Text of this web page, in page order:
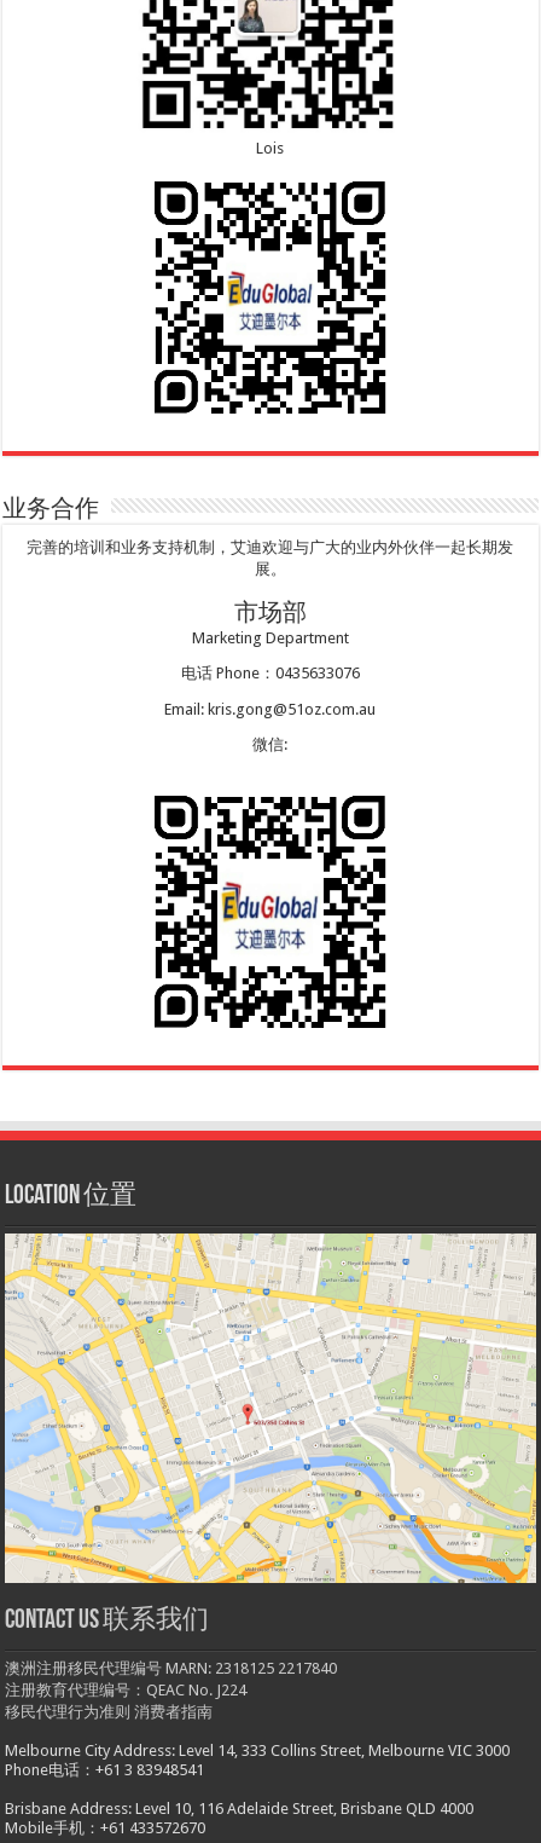
Lois
业务合作
完善的培训和业务支持机制，艾迪欢迎与广大的业内外伙伴一起长期发
展。
市场部
Marketing Department
电话 Phone：0435633076
Email: kris.gong@51oz.com.au
微信:
Location 位置
Contact us 联系我们
澳洲注册移民代理编号 MARN: 2318125 2217840
注册教育代理编号：QEAC No. J224
移民代理行为准则 消费者指南
Melbourne City Address: Level 14, 333 Collins Street, Melbourne VIC 3000
Phone电话：+61 3 83948541
Brisbane Address: Level 10, 116 Adelaide Street, Brisbane QLD 4000
Mobile手机：+61 433572670